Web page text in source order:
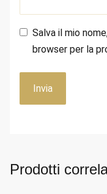
Salva il mio
browser per la
Prodotti